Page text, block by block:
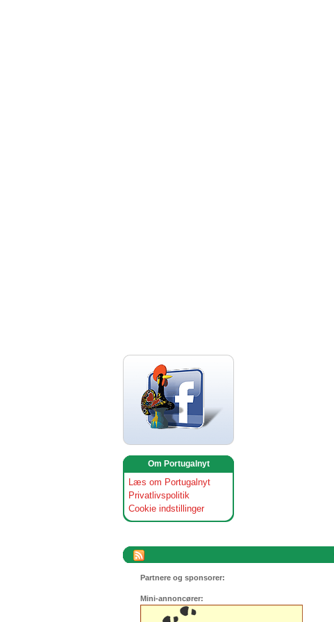
Om Portugalnyt
Læs om Portugalnyt
Privatlivspolitik
Cookie indstillinger
Partnere og sponsorer:
Mini-annoncører: